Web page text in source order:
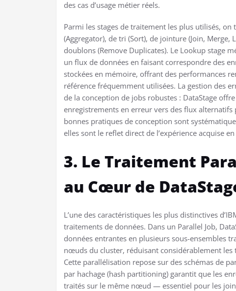
des cas d’usage métier réels.
Parmi les stages de traitement les plus utilisés, on
(Aggregator), de tri (Sort), de jointure (Join,
doublons (Remove Duplicates). Le Lookup stage
un flux de données en faisant correspondre des
stockées en mémoire, offrant des performances
référence fréquemment utilisées. La gestion des
de la conception de jobs robustes : DataStage
enregistrements en erreur vers des flux
bonnes pratiques de conception sont
elles sont le reflet direct de l’expérience acquise
3. Le Traitement
au Cœur de
L’une des caractéristiques les plus distinctives
traitements de données. Dans un Parallel Job,
données entrantes en plusieurs sous-ensembles
nœuds du cluster, réduisant considérablement
Cette parallélisation repose sur des schémas de
par hachage (hash partitioning) garantit que les
traités sur le même nœud — essentiel pour les